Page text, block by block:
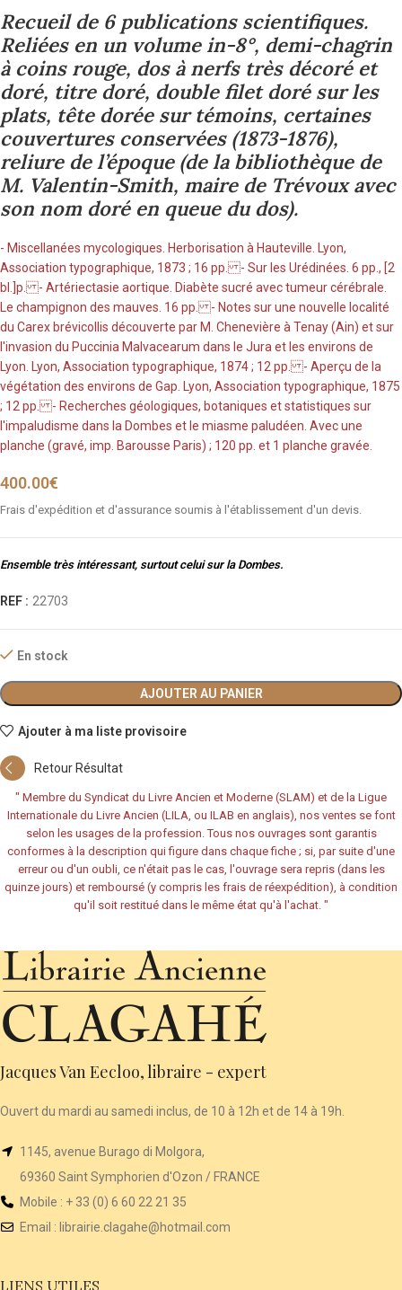
Recueil de 6 publications scientifiques.
Reliées en un volume in-8°, demi-chagrin
à coins rouge, dos à nerfs très décoré et
doré, titre doré, double filet doré sur les
plats, tête dorée sur témoins, certaines
couvertures conservées (1873-1876),
reliure de l’époque (de la bibliothèque de
M. Valentin-Smith, maire de Trévoux avec
son nom doré en queue du dos).
- Miscellanées mycologiques. Herborisation à Hauteville. Lyon,
Association typographique, 1873 ; 16 pp. - Sur les Urédinées. 6 pp., [2
bl.]p. - Artériectasie aortique. Diabète sucré avec tumeur cérébrale.
Le champignon des mauves. 16 pp. - Notes sur une nouvelle localité
du Carex brévicollis découverte par M. Chenevière à Tenay (Ain) et sur
l'invasion du Puccinia Malvacearum dans le Jura et les environs de
Lyon. Lyon, Association typographique, 1874 ; 12 pp. - Aperçu de la
végétation des environs de Gap. Lyon, Association typographique, 1875
; 12 pp. - Recherches géologiques, botaniques et statistiques sur
l'impaludisme dans la Dombes et le miasme paludéen. Avec une
planche (gravé, imp. Barousse Paris) ; 120 pp. et 1 planche gravée.
400.00€
Frais d'expédition et d'assurance soumis à l'établissement d'un devis.
Ensemble très intéressant, surtout celui sur la Dombes.
REF : 22703
En stock
AJOUTER AU PANIER
Ajouter à ma liste provisoire
Retour Résultat
" Membre du Syndicat du Livre Ancien et Moderne (SLAM) et de la Ligue
Internationale du Livre Ancien (LILA, ou ILAB en anglais), nos ventes se font
selon les usages de la profession. Tous nos ouvrages sont garantis
conformes à la description qui figure dans chaque fiche ; si, par suite d'une
erreur ou d'un oubli, ce n'était pas le cas, l'ouvrage sera repris (dans les
quinze jours) et remboursé (y compris les frais de réexpédition), à condition
qu'il soit restitué dans le même état qu'à l'achat. "
Jacques Van Eecloo, libraire - expert
Ouvert du mardi au samedi inclus, de 10 à 12h et de 14 à 19h.
1145, avenue Burago di Molgora,
69360 Saint Symphorien d'Ozon / FRANCE
Mobile : + 33 (0) 6 60 22 21 35
Email : librairie .clagahe@hotmail.com
LIENS UTILES